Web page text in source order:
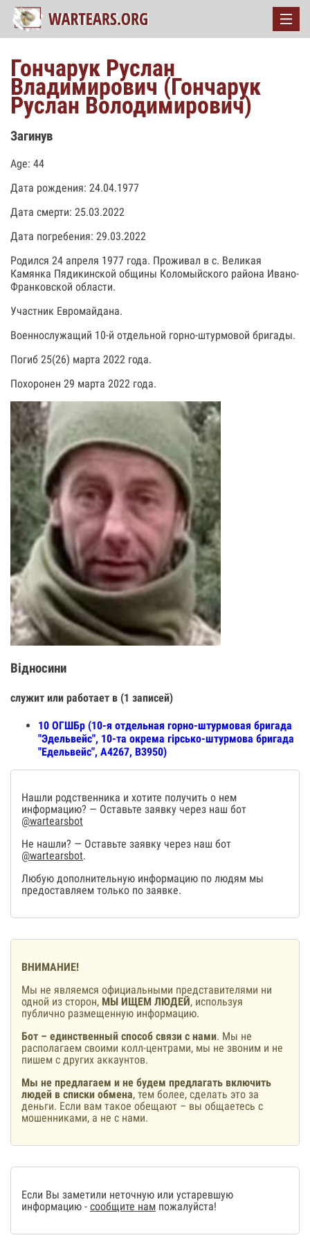
Гончарук Руслан
Владимирович (Гончарук
Руслан Володимирович)
Загинув
Age: 44
Дата рождения: 24.04.1977
Дата смерти: 25.03.2022
Дата погребения: 29.03.2022
Родился 24 апреля 1977 года. Проживал в с. Великая
Камянка Пядикинской общины Коломыйского района Ивано-
Франковской области.
Участник Евромайдана.
Военнослужащий 10-й отдельной горно-штурмовой бригады.
Погиб 25(26) марта 2022 года.
Похоронен 29 марта 2022 года.
Відносини
служит или работает в (1 записей)
10 ОГШБр (10-я отдельная горно-штурмовая бригада
"Эдельвейс", 10-та окрема гірсько-штурмова бригада
"Едельвейс", А4267, В3950)
Нашли родственника и хотите получить о нем
информацию? — Оставьте заявку через наш бот
@wartearsbot
Не нашли? — Оставьте заявку через наш бот
@wartearsbot.
Любую дополнительную информацию по людям мы
предоставляем только по заявке.
ВНИМАНИЕ!
Мы не являемся официальными представителями ни
одной из сторон, МЫ ИЩЕМ ЛЮДЕЙ, используя
публично размещенную информацию.
Бот – единственный способ связи с нами. Мы не
располагаем своими колл-центрами, мы не звоним и не
пишем с других аккаунтов.
Мы не предлагаем и не будем предлагать включить
людей в списки обмена, тем более, сделать это за
деньги. Если вам такое обещают – вы общаетесь с
мошенниками, а не с нами.
Если Вы заметили неточную или устаревшую
информацию - сообщите нам пожалуйста!